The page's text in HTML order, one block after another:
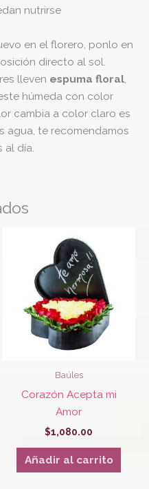
nutrirse
en el florero, ponlo en
directo al sol.
lleven espuma floral,
húmeda con color
cambia a color claro es
agua, te recomendamos
al día.
Baúles
Corazón Acepta mi
Amor
$1,080.00
Añadir al carrito